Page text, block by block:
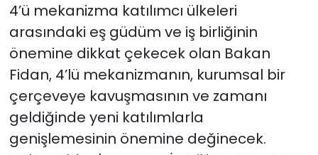
4’ü mekanizma katılımcı ülkeleri
arasındaki eş güdüm ve iş birliğinin
önemine dikkat çekecek olan Bakan
Fidan, 4’lü mekanizmanın, kurumsal bir
çerçeveye kavuşmasının ve zamanı
geldiğinde yeni katılımlarla
genişlemesinin önemine değinecek.